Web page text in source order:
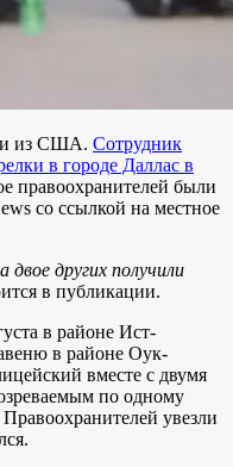
из США. Сотрудник
в городе Даллас в
правоохранителей были
со ссылкой на местное
двое других получили
в публикации.
в районе Ист-
в районе Оук-
вместе с двумя
по одному
увезли